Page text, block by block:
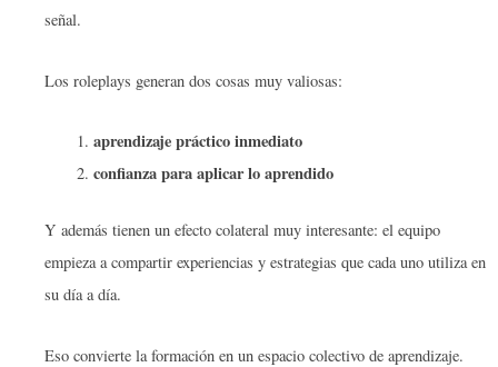
señal.
Los roleplays generan dos cosas muy valiosas:
aprendizaje práctico inmediato
confianza para aplicar lo aprendido
Y además tienen un efecto colateral muy interesante: el equipo
empieza a compartir experiencias y estrategias que cada uno utiliza en
su día a día.
Eso convierte la formación en un espacio colectivo de aprendizaje.